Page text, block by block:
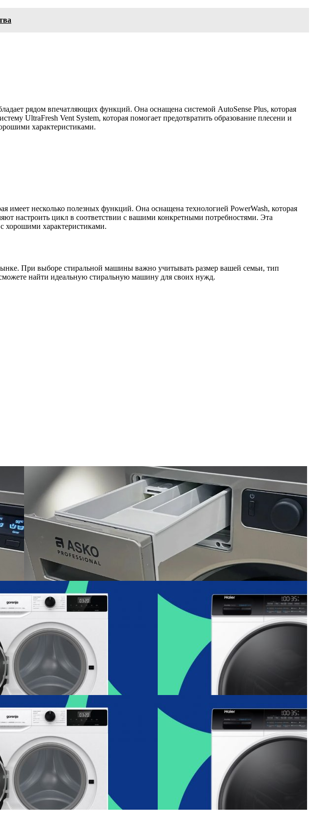
рядом впечатляющих функций. Она оснащена системой AutoSense Plus, которая
UltraFresh Vent System, которая помогает предотвратить образование плесени и
характеристиками.
имеет несколько полезных функций. Она оснащена технологией PowerWash, которая
настроить цикл в соответствии с вашими конкретными потребностями. Эта
хорошими характеристиками.
При выборе стиральной машины важно учитывать размер вашей семьи, тип
найти идеальную стиральную машину для своих нужд.